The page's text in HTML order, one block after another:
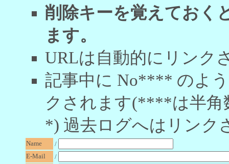
削除キーを覚えておく
ます。
URLは自動的にリンク
記事中に No**** のよ
クされます(****は半角
*) 過去ログへはリンク
Name
/
E-Mail
/